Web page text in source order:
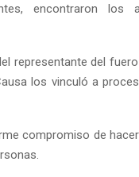
encontraron los
representante del
los vinculó a
compromiso de